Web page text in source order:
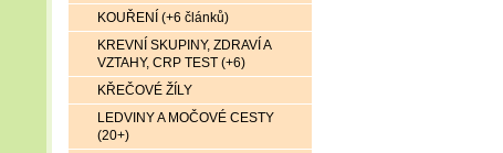
KOUŘENÍ (+6 článků)
KREVNÍ SKUPINY, ZDRAVÍ A
VZTAHY, CRP TEST (+6)
KŘEČOVÉ ŽÍLY
LEDVINY A MOČOVÉ CESTY
(20+)